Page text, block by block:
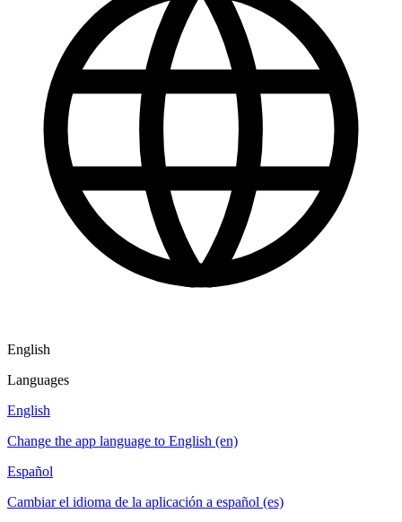
English
Languages
English
Change the app language to English (en)
Español
Cambiar el idioma de la aplicación a español (es)